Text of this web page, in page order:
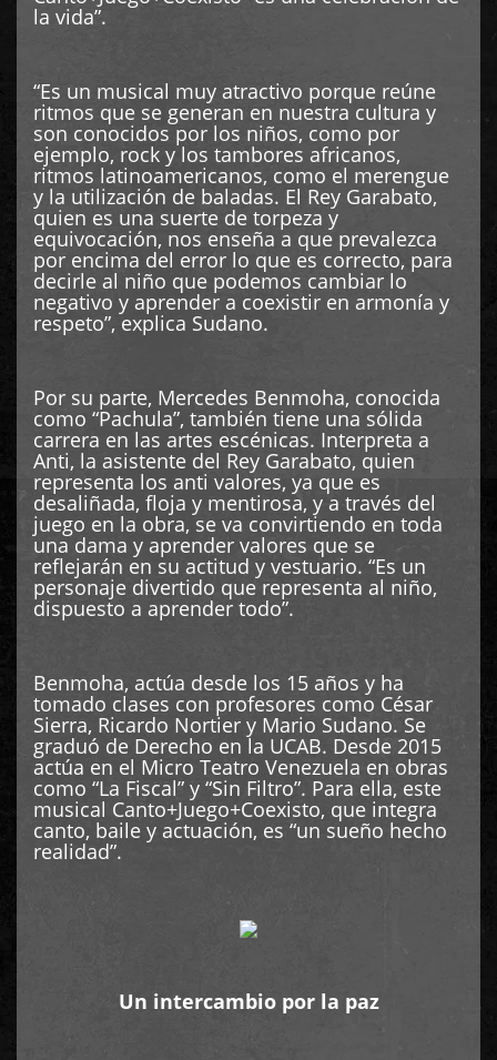
la vida”.
“Es un musical muy atractivo porque reúne
ritmos que se generan en nuestra cultura y
son conocidos por los niños, como por
ejemplo, rock y los tambores africanos,
ritmos latinoamericanos, como el merengue
y la utilización de baladas. El Rey Garabato,
quien es una suerte de torpeza y
equivocación, nos enseña a que prevalezca
por encima del error lo que es correcto, para
decirle al niño que podemos cambiar lo
negativo y aprender a coexistir en armonía y
respeto”, explica Sudano.
Por su parte, Mercedes Benmoha, conocida
como “Pachula”, también tiene una sólida
carrera en las artes escénicas. Interpreta a
Anti, la asistente del Rey Garabato, quien
representa los anti valores, ya que es
desaliñada, floja y mentirosa, y a través del
juego en la obra, se va convirtiendo en toda
una dama y aprender valores que se
reflejarán en su actitud y vestuario. “Es un
personaje divertido que representa al niño,
dispuesto a aprender todo”.
Benmoha, actúa desde los 15 años y ha
tomado clases con profesores como César
Sierra, Ricardo Nortier y Mario Sudano. Se
graduó de Derecho en la UCAB. Desde 2015
actúa en el Micro Teatro Venezuela en obras
como “La Fiscal” y “Sin Filtro”. Para ella, este
musical Canto+Juego+Coexisto, que integra
canto, baile y actuación, es “un sueño hecho
realidad”.
Un intercambio por la paz